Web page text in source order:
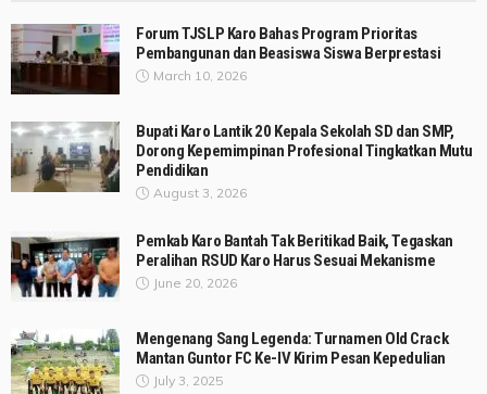
Forum TJSLP Karo Bahas Program Prioritas
Pembangunan dan Beasiswa Siswa Berprestasi
March 10, 2026
Bupati Karo Lantik 20 Kepala Sekolah SD dan SMP,
Dorong Kepemimpinan Profesional Tingkatkan Mutu
Pendidikan
August 3, 2026
Pemkab Karo Bantah Tak Beritikad Baik, Tegaskan
Peralihan RSUD Karo Harus Sesuai Mekanisme
June 20, 2026
Mengenang Sang Legenda: Turnamen Old Crack
Mantan Guntor FC Ke-IV Kirim Pesan Kepedulian
July 3, 2025